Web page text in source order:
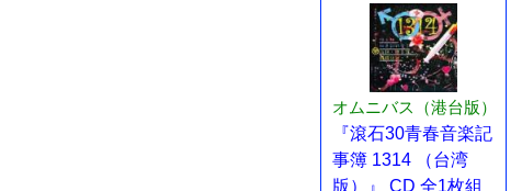
オムニバス（港台版）
『滾石30青春音楽記
事簿 1314 （台湾
版）』 CD 全1枚組